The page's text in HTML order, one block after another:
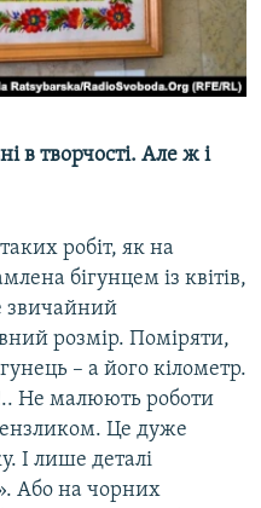
в творчості. Але ж і
робіт, як на
бігунцем із квітів,
звичайний
розмір. Поміряти,
– а його кілометр.
Не малюють роботи
Це дуже
І лише деталі
Або на чорних